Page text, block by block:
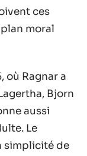
ces
moral
où Ragnar a
Bjorn
aussi
Le
simplicité de